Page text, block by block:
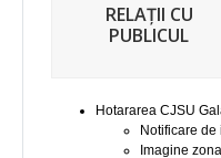
RELAȚII CU
PUBLICUL
Hotararea CJSU
Notificare
Imagine zona